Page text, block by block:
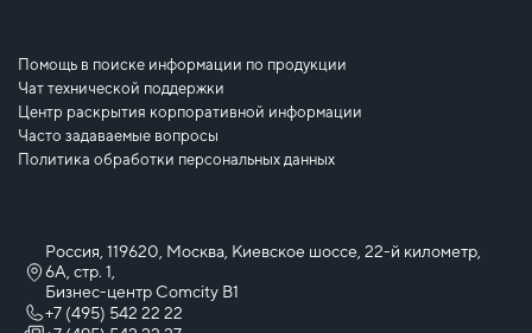
Помощь в поиске информации по продукции
Чат технической поддержки
Центр раскрытия корпоративной информации
Часто задаваемые вопросы
Политика обработки персональных данных
Россия, 119620, Москва, Киевское шоссе, 22-й километр,
6А, стр. 1,
Бизнес-центр Comcity B1
+7 (495) 542 22 22